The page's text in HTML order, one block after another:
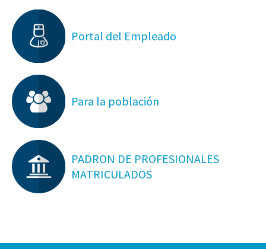
Portal del Empleado
Para la población
PADRON DE PROFESIONALES
MATRICULADOS